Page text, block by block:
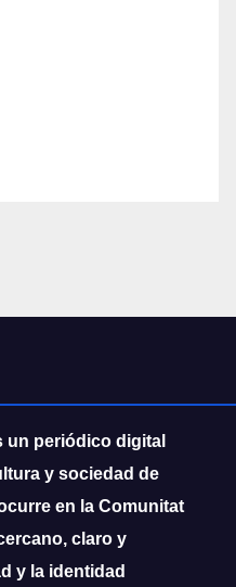
un periódico digital
y sociedad de
en la Comunitat
claro y
y la identidad